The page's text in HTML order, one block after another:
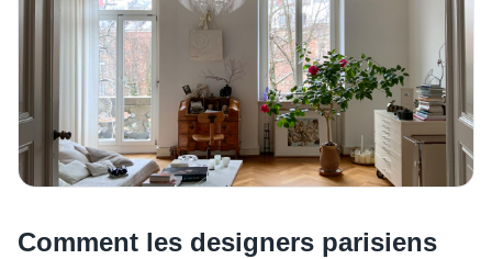
Comment les designers parisiens